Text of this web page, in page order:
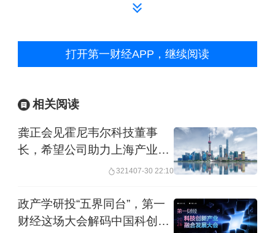
伍。加强拔尖创新人才、紧缺科技人才
家、优秀企业家、卓越工程师、大国工
在抓生态方面，持续打造开放包容的创
新生态。出台支持新质生产力发展的政
策措施，积极构建支持全面创新的基础
制度，不断完善包容审慎监管，努力营
打开第一财经APP，继续阅读
相关阅读
龚正会见霍尼韦尔科技董事
长，希望公司助力上海产业转
321407-30 22:10
政产学研投“五界同台”，第一
财经这场大会解码中国科创